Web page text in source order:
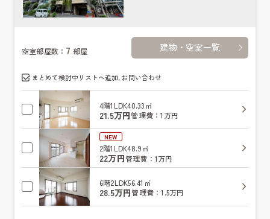
空室部屋数： 7 部屋 建物・空室一覧
まとめて検討中リストへ追加､お問い合わせ
4階1LDK40.33㎡
21.5万円管理費：1万円
NEW
2階1LDK48.9㎡
22万円管理費：1万円
6階2LDK56.41㎡
28.5万円管理費：1.5万円